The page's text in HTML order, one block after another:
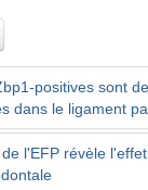
positives sont
dans le ligament
l'EFP révèle